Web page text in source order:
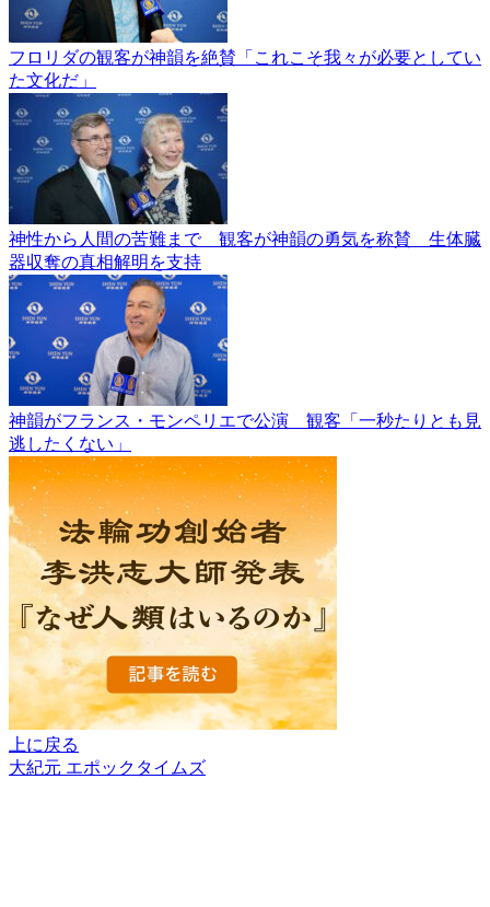
フロリダの観客が神韻を絶賛「これこそ我々が必要としてい
た文化だ」
神性から人間の苦難まで 観客が神韻の勇気を称賛 生体臓
器収奪の真相解明を支持
神韻がフランス・モンペリエで公演 観客「一秒たりとも見
逃したくない」
上に戻る
大紀元 エポックタイムズ